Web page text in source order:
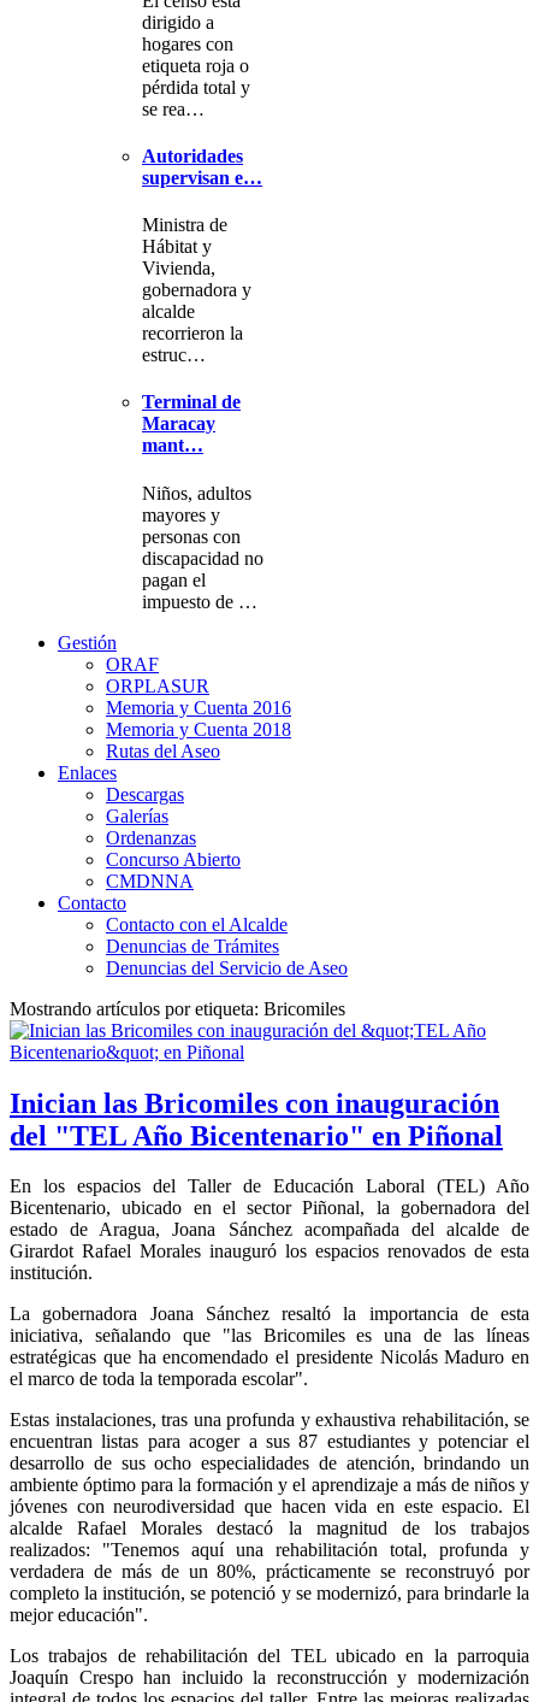
dirigido a
hogares con
etiqueta roja o
pérdida total y
se rea…
Autoridades
supervisan e…
Ministra de
Hábitat y
Vivienda,
gobernadora y
alcalde
recorrieron la
estruc…
Terminal de
Maracay
mant…
Niños, adultos
mayores y
personas con
discapacidad no
pagan el
impuesto de …
Gestión
ORAF
ORPLASUR
Memoria y Cuenta 2016
Memoria y Cuenta 2018
Rutas del Aseo
Enlaces
Descargas
Galerías
Ordenanzas
Concurso Abierto
CMDNNA
Contacto
Contacto con el Alcalde
Denuncias de Trámites
Denuncias del Servicio de Aseo
Mostrando artículos por etiqueta: Bricomiles
Inician las Bricomiles con inauguración
del "TEL Año Bicentenario" en Piñonal
En los espacios del Taller de Educación Laboral (TEL) Año
Bicentenario, ubicado en el sector Piñonal, la gobernadora del
estado de Aragua, Joana Sánchez acompañada del alcalde de
Girardot Rafael Morales inauguró los espacios renovados de esta
institución.
La gobernadora Joana Sánchez resaltó la importancia de esta
iniciativa, señalando que "las Bricomiles es una de las líneas
estratégicas que ha encomendado el presidente Nicolás Maduro en
el marco de toda la temporada escolar".
Estas instalaciones, tras una profunda y exhaustiva rehabilitación, se
encuentran listas para acoger a sus 87 estudiantes y potenciar el
desarrollo de sus ocho especialidades de atención, brindando un
ambiente óptimo para la formación y el aprendizaje a más de niños y
jóvenes con neurodiversidad que hacen vida en este espacio. El
alcalde Rafael Morales destacó la magnitud de los trabajos
realizados: "Tenemos aquí una rehabilitación total, profunda y
verdadera de más de un 80%, prácticamente se reconstruyó por
completo la institución, se potenció y se modernizó, para brindarle la
mejor educación".
Los trabajos de rehabilitación del TEL ubicado en la parroquia
Joaquín Crespo han incluido la reconstrucción y modernización